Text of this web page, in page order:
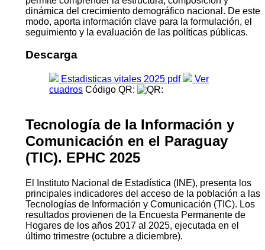
dinámica del crecimiento demográfico nacional. De este
modo, aporta información clave para la formulación, el
segui­miento y la evaluación de las políticas públicas.
Descarga
Estadisticas vitales 2025 pdf
Ver
cuadros Código QR:
Tecnología de la Información y
Comunicación en el Paraguay
(TIC). EPHC 2025
El Instituto Nacional de Estadística (INE), presenta los
principales indicadores del acceso de la población a las
Tecnologías de Información y Comunicación (TIC). Los
resultados provienen de la Encuesta Permanente de
Hogares de los años 2017 al 2025, ejecutada en el
último trimestre (octubre a diciembre).